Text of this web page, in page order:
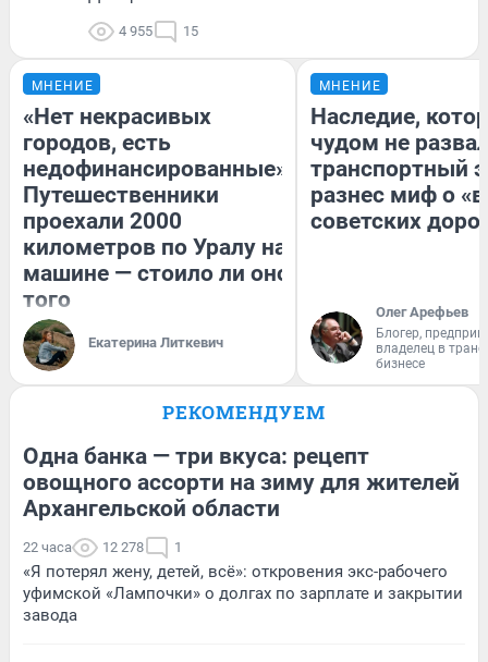
4 955 15
МНЕНИЕ
«Нет некрасивых
городов, есть
недофинансированные».
Путешественники
проехали 2000
километров по Уралу на
машине — стоило ли оно
того
Екатерина Литкевич
МНЕНИЕ
Наследие,
чудом не
транспортный
разнес миф о
советских
Олег Арефьев
Блогер,
владелец в
бизнесе
РЕКОМЕНДУЕМ
Одна банка — три вкуса: рецепт
овощного ассорти на зиму для жителей
Архангельской области
22 часа 12 278 1
«Я потерял жену, детей, всё»: откровения экс-рабочего
уфимской «Лампочки» о долгах по зарплате и закрытии
завода